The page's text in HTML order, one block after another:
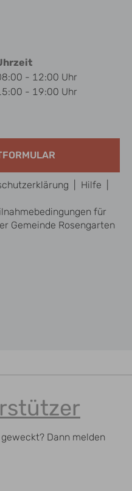
- 12:00 Uhr
- 19:00 Uhr
Hilfe
für
Gemeinde Rosengarten
Dann melden